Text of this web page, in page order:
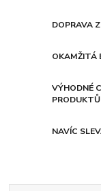
DOPRAVA
OKAMŽITÁ
VÝHODNÉ
PRODUKTŮ
NAVÍC